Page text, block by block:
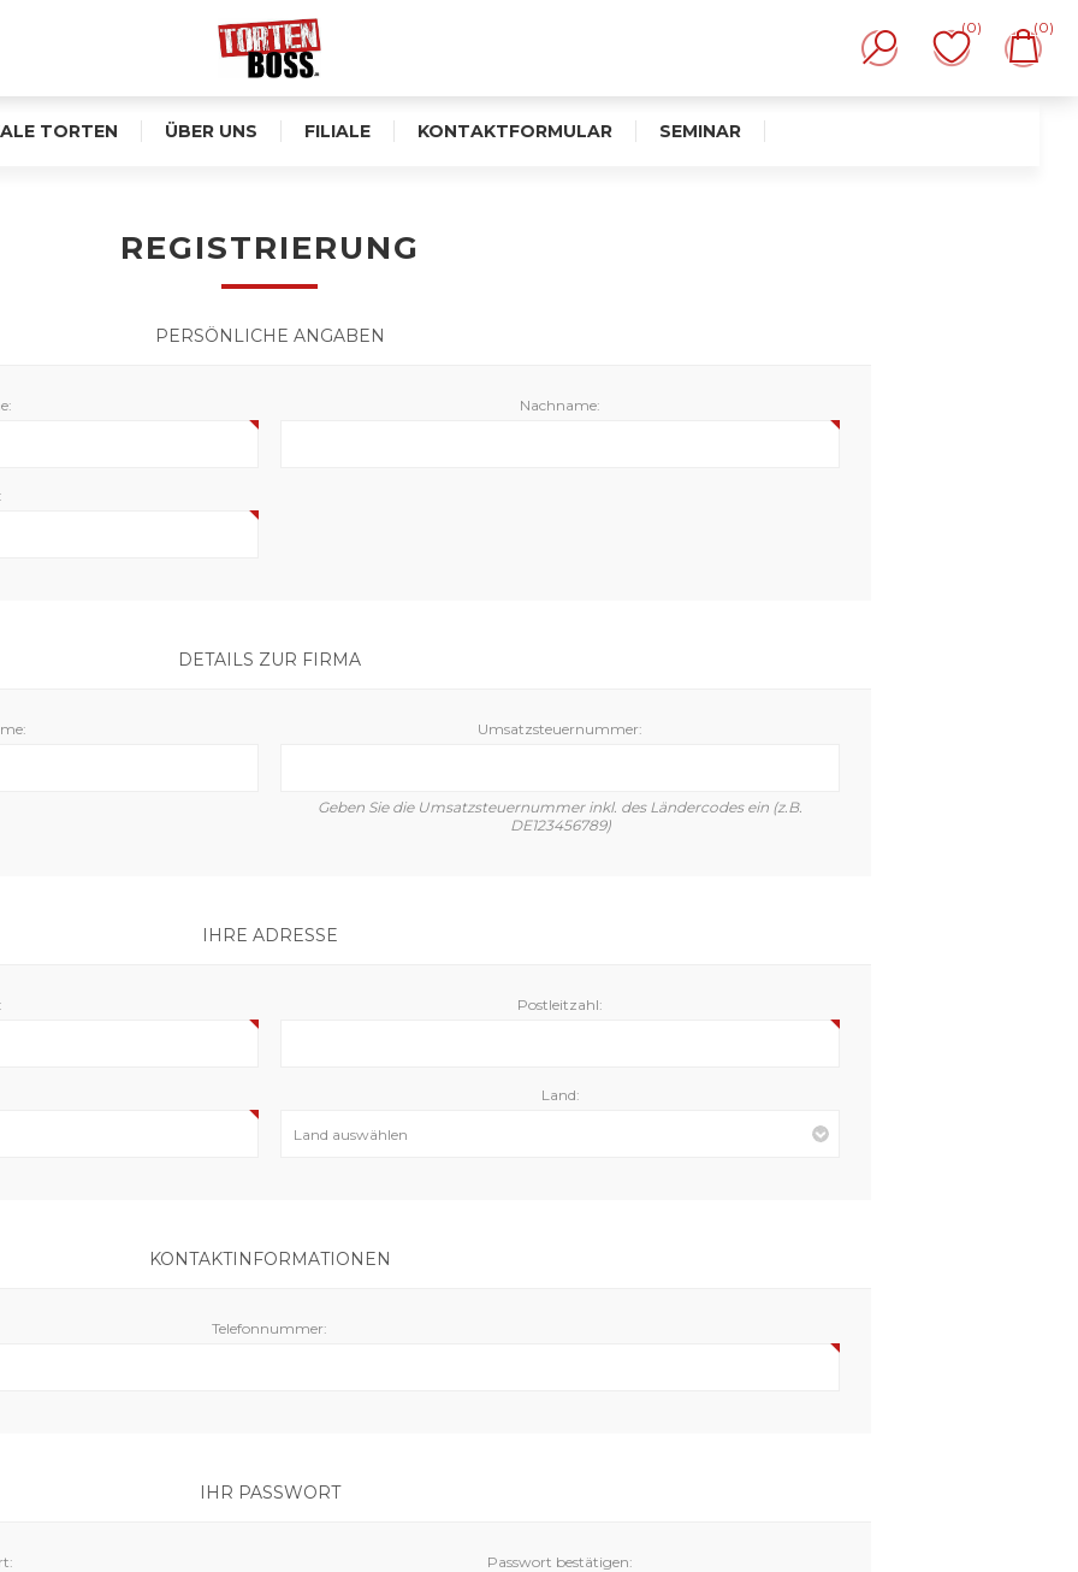
(0) (0)
TORTEN ÜBER UNS FILIALE KONTAKTFORMULAR SEMINAR
REGISTRIERUNG
PERSÖNLICHE ANGABEN
Nachname:
DETAILS ZUR FIRMA
Umsatzsteuernummer:
Geben Sie die Umsatzsteuernummer inkl. des Ländercodes ein (z.B.
DE123456789)
IHRE ADRESSE
Postleitzahl:
Land:
KONTAKTINFORMATIONEN
Telefonnummer:
IHR PASSWORT
Passwort bestätigen: